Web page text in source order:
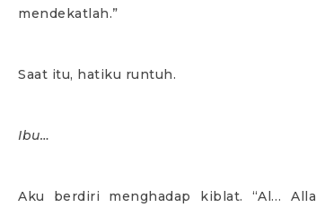
mendekatlah.”
Saat itu, hatiku runtuh.
Ibu…
Aku berdiri menghadap kiblat. “Al…